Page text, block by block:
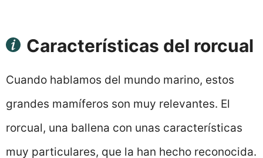
Características del rorcual
Cuando hablamos del mundo marino, estos
grandes mamíferos son muy relevantes. El
rorcual, una ballena con unas características
muy particulares, que la han hecho reconocida.